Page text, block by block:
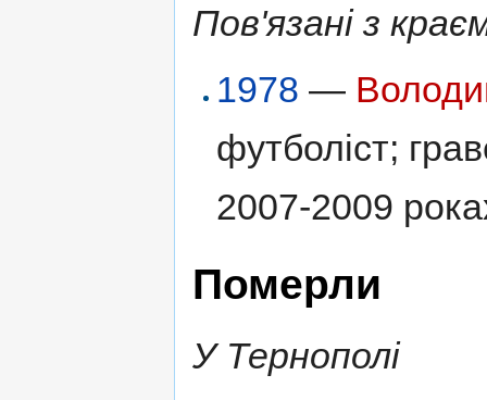
Пов'язані з
1978 —
футболіст;
2007-2009
Померли
У Тернополі